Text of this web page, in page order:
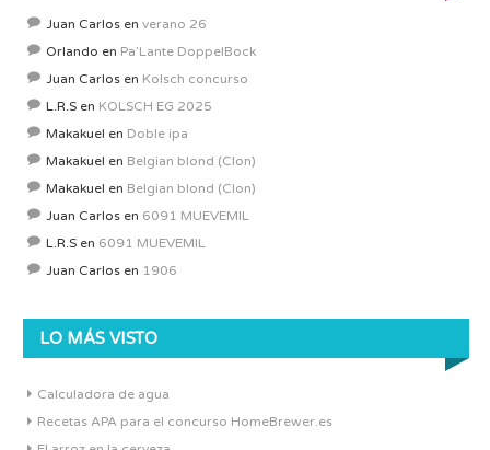
Juan Carlos en verano 26
Orlando en Pa’Lante DoppelBock
Juan Carlos en Kolsch concurso
L.R.S en KOLSCH EG 2025
Makakuel en Doble ipa
Makakuel en Belgian blond (Clon)
Makakuel en Belgian blond (Clon)
Juan Carlos en 6091 MUEVEMIL
L.R.S en 6091 MUEVEMIL
Juan Carlos en 1906
LO MÁS VISTO
Calculadora de agua
Recetas APA para el concurso HomeBrewer.es